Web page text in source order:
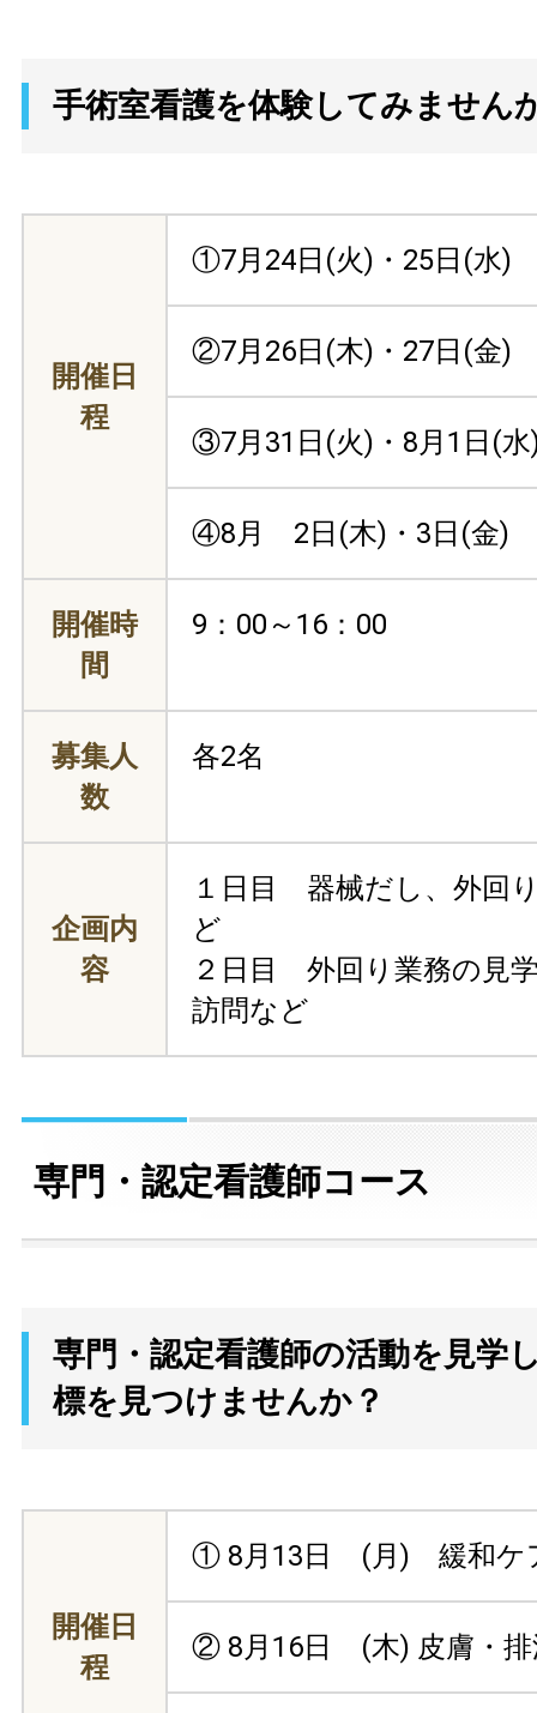
手術室看護を体験してみません
開催日
程
①7月24日(火)・25日(水)
②7月26日(木)・27日(金)
③7月31日(火)・8月1日(水
④8月 2日(木)・3日(金)
開催時
間
9：00～16：00
募集人
数
各2名
企画内
容
１日目 器械だし、外回
ど
２日目 外回り業務の見
訪問など
専門・認定看護師コース
専門・認定看護師の活動を見学
標を見つけませんか？
開催日
程
① 8月13日 (月) 緩和ケ
② 8月16日 (木) 皮膚・排